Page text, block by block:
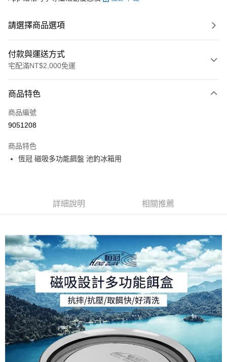
請選擇商品選項
付款與運送方式
宅配滿NT$2,000免運
信用卡一次付款
信用卡分期付款
合作金庫商業銀行
華南商業銀行
匯豐（台灣）商業銀行
華泰商業銀行
玉山商業銀行
星展（台灣）商業銀行
台新國際商業銀行
中國信託商業銀行
台灣樂天信用卡公司
Apple Pay
【大哥付你分期使用說明】
1.本服務由台灣大哥大提供，台灣大哥大用戶可立即使用無須另外申請。
2.付款方式選擇「大哥付你分期」，訂單成立後會自動跳轉到大哥付的交易
流程，驗證手機門號後，選擇欲分期的期數、繳款截止日，確認付款後即完
成交易。
3.實際核准額度、可分期數及費用金額請依後續交易確認頁面所載為準。
4.訂單成立30分鐘內，如未前往確認交易或遇審核未通過，訂單將自動取
消。如遇「轉專審核」未通過狀況，表示未達大哥付你分期系統評分，恕無
法說明評估內容。
【繳款方式說明】
1.分期款項不併入電信帳單，「大哥付你分期」於每月結算日後寄送繳費提
醒簡訊。
2.透過簡訊連結打開帳單後，可選擇「超商條碼／台灣大直營門市／銀行轉
帳／街口支付／iPASS MONEY」等通路繳費。
AFTEE先享後付
相關說明
【關於「AFTEE先享後付」】
AFTEE先享後付是「在收到商品之後才付款」的支付方式。 讓您購物簡單
便利好安心！
１．簡單：不需註冊會員、不需綁卡、不需儲值。
２．便利：只要手機號碼，簡訊認證，即可結帳。
３．安心：先確認商品／服務後，再付款。
【「AFTEE先享後付」結帳流程】
１．於結帳方式選擇「AFTEE先享後付」後，將跳轉至「AFTEE先享後付」
結帳頁面，進行簡訊認證並確認金額後，即可完成結帳。
２．訂單成立數日內，您將收到繳費通知簡訊。
ATM付款
貨到付款
運送方式
一般宅配（門市自取請勿下單，請聯繫客服）
每筆NT$100，滿NT$2,000(含以上)免運費
商品特色
商品編號
9051208
商品特色
恆冠 磁吸多功能餌盤 池釣冰箱用
詳細說明 相關推薦